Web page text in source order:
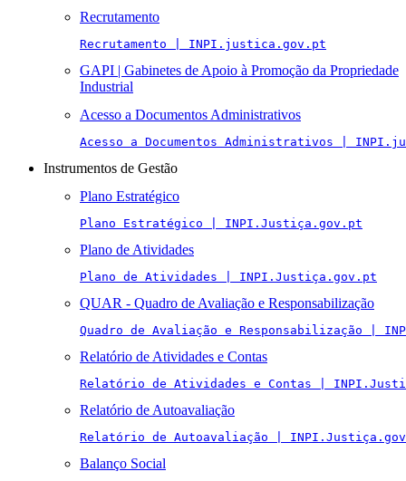
Recrutamento
Recrutamento | INPI.justica.gov.pt
GAPI | Gabinetes de Apoio à Promoção da Propriedade
Industrial
Acesso a Documentos Administrativos
Acesso a Documentos Administrativos |
Instrumentos de Gestão
Plano Estratégico
Plano Estratégico | INPI.Justiça.gov.pt
Plano de Atividades
Plano de Atividades | INPI.Justiça.gov.pt
QUAR - Quadro de Avaliação e Responsabilização
Quadro de Avaliação e Responsabilização |
Relatório de Atividades e Contas
Relatório de Atividades e Contas |
Relatório de Autoavaliação
Relatório de Autoavaliação |
Balanço Social